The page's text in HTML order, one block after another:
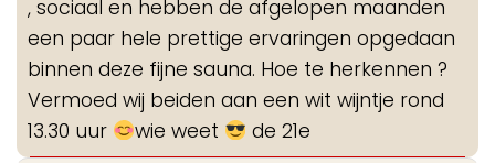
, sociaal en hebben de afgelopen maanden
een paar hele prettige ervaringen opgedaan
binnen deze fijne sauna. Hoe te herkennen ?
Vermoed wij beiden aan een wit wijntje rond
13.30 uur
wie weet de 21e